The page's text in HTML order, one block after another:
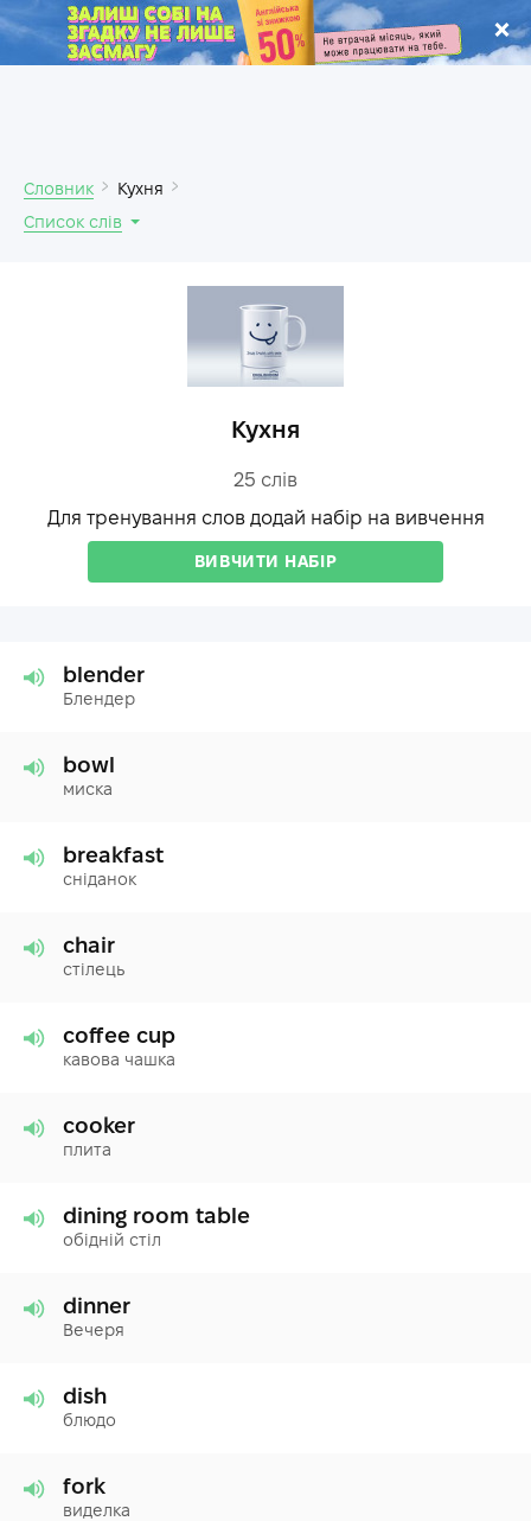
.
Словник
Кухня
Список слів
Кухня
25 слів
Для тренування слов додай набір на вивчення
ВИВЧИТИ НАБІР
blender
Блендер
bowl
миска
breakfast
сніданок
chair
стілець
coffee cup
кавова чашка
cooker
плита
dining room table
обідній стіл
dinner
Вечеря
dish
блюдо
fork
виделка